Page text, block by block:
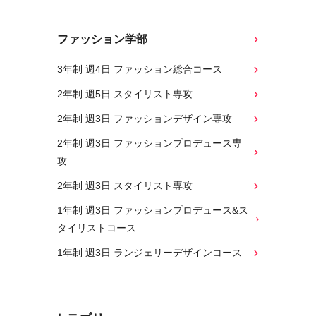
ファッション学部
3年制 週4日 ファッション総合コース
2年制 週5日 スタイリスト専攻
2年制 週3日 ファッションデザイン専攻
2年制 週3日 ファッションプロデュース専
攻
2年制 週3日 スタイリスト専攻
1年制 週3日 ファッションプロデュース&ス
タイリストコース
1年制 週3日 ランジェリーデザインコース